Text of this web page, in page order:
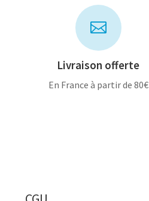

Livraison offerte
En France à partir de 80€